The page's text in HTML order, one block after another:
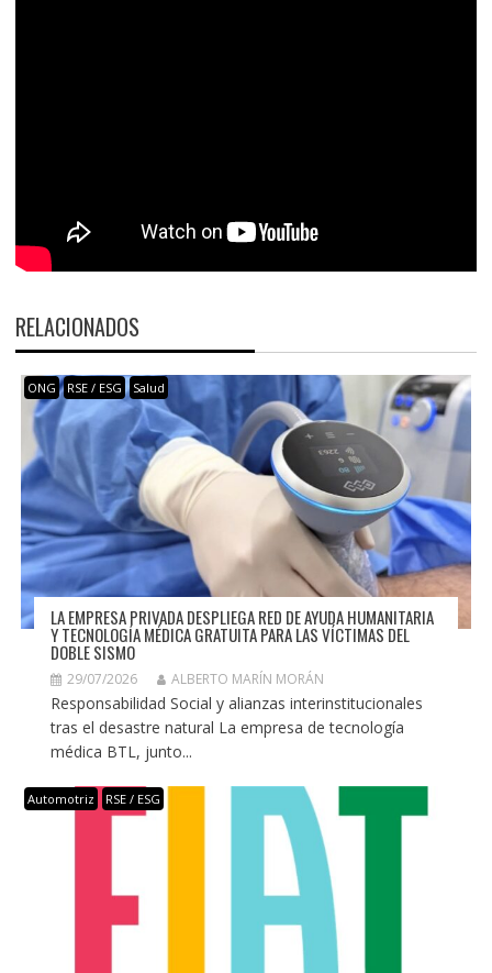
RELACIONADOS
ONG RSE / ESG Salud
LA EMPRESA PRIVADA DESPLIEGA RED DE AYUDA HUMANITARIA
Y TECNOLOGÍA MÉDICA GRATUITA PARA LAS VÍCTIMAS DEL
DOBLE SISMO
29/07/2026 ALBERTO MARÍN MORÁN
Responsabilidad Social y alianzas interinstitucionales
tras el desastre natural La empresa de tecnología
médica BTL, junto...
Automotriz RSE / ESG